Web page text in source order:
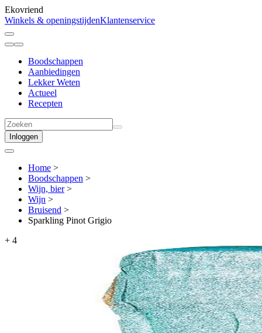
Ekovriend
Winkels & openingstijdenKlantenservice
Boodschappen
Aanbiedingen
Lekker Weten
Actueel
Recepten
Inloggen
Home >
Boodschappen >
Wijn, bier>
Wijn >
Bruisend >
Sparkling Pinot Grigio
+ 4